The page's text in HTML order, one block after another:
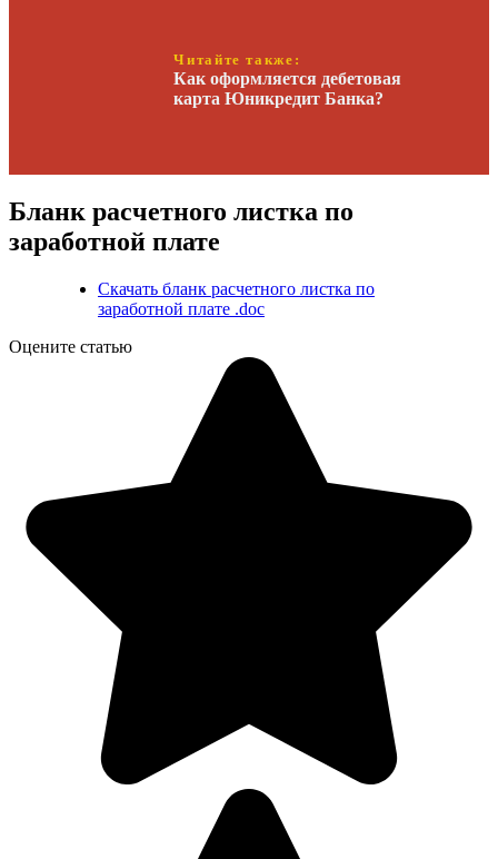
Читайте также:
Как оформляется дебетовая
карта Юникредит Банка?
Бланк расчетного листка по
заработной плате
Скачать бланк расчетного листка по
заработной плате .doc
Оцените статью